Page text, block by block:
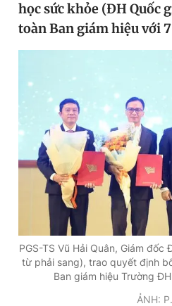
Video
Tiện ích
Thông tin tòa soạn
Đọc Thanh Niên trên điện
học sức khỏe (ĐH Quốc
toàn Ban giám hiệu với
PGS-TS Vũ Hải Quân, Giám
từ phải sang), trao quyết định
Ban giám hiệu Trường
ẢNH: